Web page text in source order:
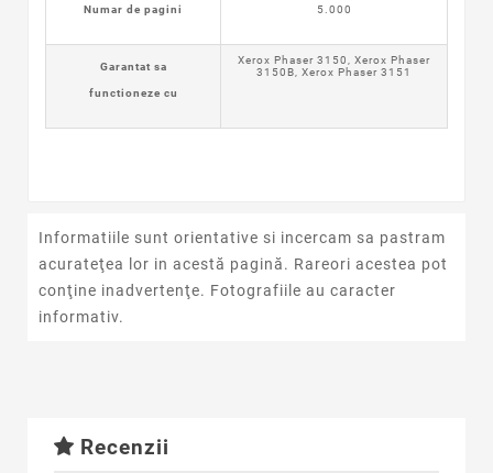
Numar de pagini 5.000
Garantat sa
functioneze cu
Xerox Phaser 3150, Xerox Phaser
3150B, Xerox Phaser 3151
Informatiile sunt orientative si incercam sa pastram
acurateţea lor in acestă pagină. Rareori acestea pot
conţine inadvertenţe. Fotografiile au caracter
informativ.
Recenzii